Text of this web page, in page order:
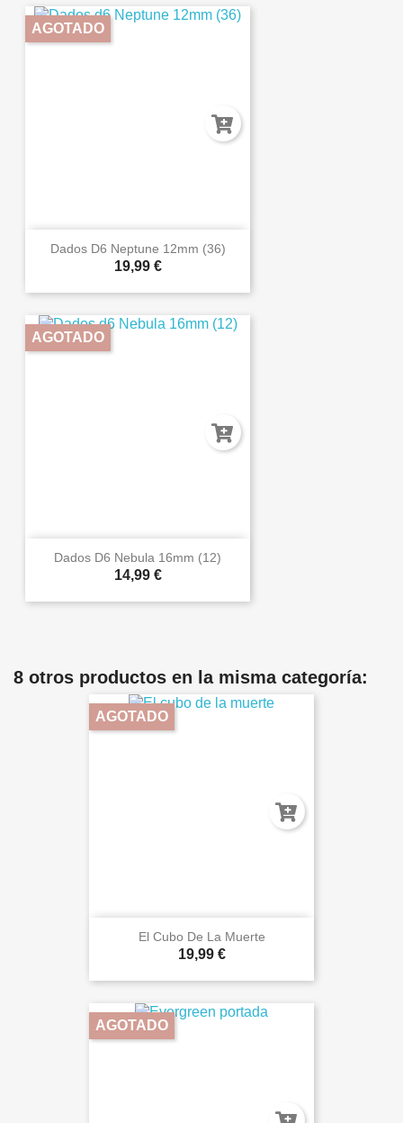
Dados D6 Neptune 12mm (36)
19,99 €
AGOTADO
Dados D6 Nebula 16mm (12)
14,99 €
AGOTADO
8 otros productos en la misma categoría:
El Cubo De La Muerte
19,99 €
AGOTADO
AGOTADO